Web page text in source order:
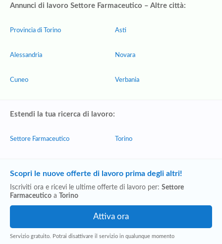
Annunci di lavoro Settore Farmaceutico – Altre città:
Provincia di Torino
Alessandria
Cuneo
Asti
Novara
Verbania
Estendi la tua ricerca di lavoro:
Settore Farmaceutico Torino
Scopri le nuove offerte di lavoro prima degli altri!
Iscriviti ora e ricevi le ultime offerte di lavoro per: Settore
Farmaceutico a Torino
Servizio gratuito. Potrai disattivare il servizio in qualunque momento